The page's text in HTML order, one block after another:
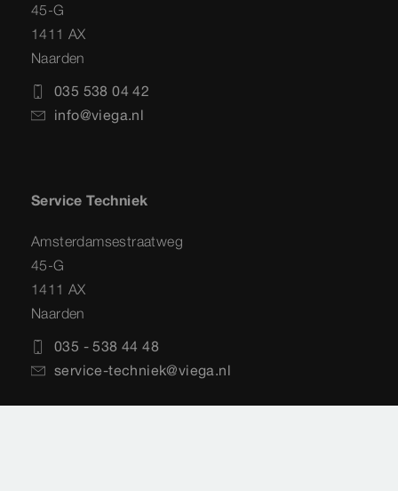
45-G
1411 AX
Naarden
035 538 04 42
info@viega.nl
Service Techniek
Amsterdamsestraatweg
45-G
1411 AX
Naarden
035 - 538 44 48
service-techniek@viega.nl